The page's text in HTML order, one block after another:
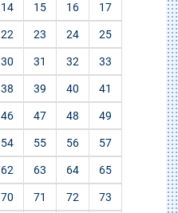
14 15 16 17
22 23 24 25
30 31 32 33
38 39 40 41
46 47 48 49
54 55 56 57
62 63 64 65
70 71 72 73